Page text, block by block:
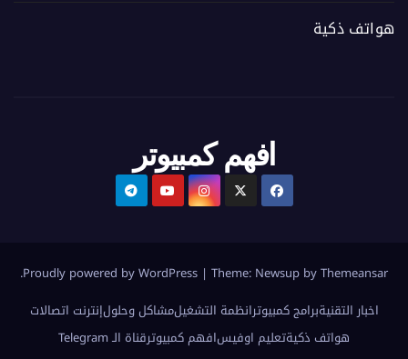
هواتف ذكية
افهم كمبيوتر
Proudly powered by WordPress | Theme: Newsup byThemeansar
.
اخبار التقنيةبرامج كمبيوترانظمة التشغيلمشاكل وحلولإنترنت اتصالات
هواتف ذكيةتعليم اوفيسافهم كمبيوترقناة الـ Telegram